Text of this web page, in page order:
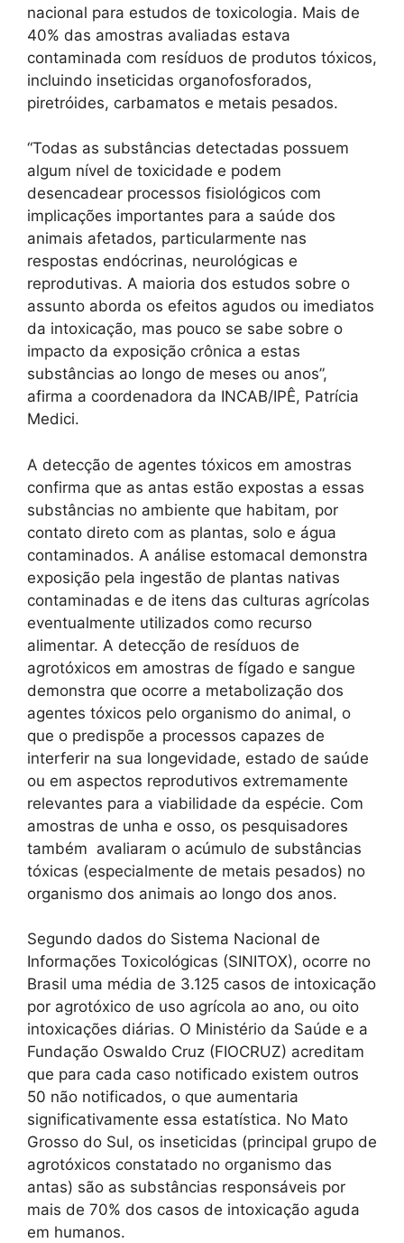
nacional para estudos de toxicologia. Mais de
40% das amostras avaliadas estava
contaminada com resíduos de produtos tóxicos,
incluindo inseticidas organofosforados,
piretróides, carbamatos e metais pesados.
“Todas as substâncias detectadas possuem
algum nível de toxicidade e podem
desencadear processos fisiológicos com
implicações importantes para a saúde dos
animais afetados, particularmente nas
respostas endócrinas, neurológicas e
reprodutivas. A maioria dos estudos sobre o
assunto aborda os efeitos agudos ou imediatos
da intoxicação, mas pouco se sabe sobre o
impacto da exposição crônica a estas
substâncias ao longo de meses ou anos”,
afirma a coordenadora da INCAB/IPÊ, Patrícia
Medici.
A detecção de agentes tóxicos em amostras
confirma que as antas estão expostas a essas
substâncias no ambiente que habitam, por
contato direto com as plantas, solo e água
contaminados. A análise estomacal demonstra
exposição pela ingestão de plantas nativas
contaminadas e de itens das culturas agrícolas
eventualmente utilizados como recurso
alimentar. A detecção de resíduos de
agrotóxicos em amostras de fígado e sangue
demonstra que ocorre a metabolização dos
agentes tóxicos pelo organismo do animal, o
que o predispõe a processos capazes de
interferir na sua longevidade, estado de saúde
ou em aspectos reprodutivos extremamente
relevantes para a viabilidade da espécie. Com
amostras de unha e osso, os pesquisadores
também avaliaram o acúmulo de substâncias
tóxicas (especialmente de metais pesados) no
organismo dos animais ao longo dos anos.
Segundo dados do Sistema Nacional de
Informações Toxicológicas (SINITOX), ocorre no
Brasil uma média de 3.125 casos de intoxicação
por agrotóxico de uso agrícola ao ano, ou oito
intoxicações diárias. O Ministério da Saúde e a
Fundação Oswaldo Cruz (FIOCRUZ) acreditam
que para cada caso notificado existem outros
50 não notificados, o que aumentaria
significativamente essa estatística. No Mato
Grosso do Sul, os inseticidas (principal grupo de
agrotóxicos constatado no organismo das
antas) são as substâncias responsáveis por
mais de 70% dos casos de intoxicação aguda
em humanos.